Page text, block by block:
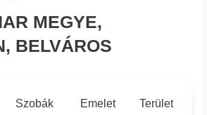
MEGYE,
BELVÁROS
Szobák Emelet Terület